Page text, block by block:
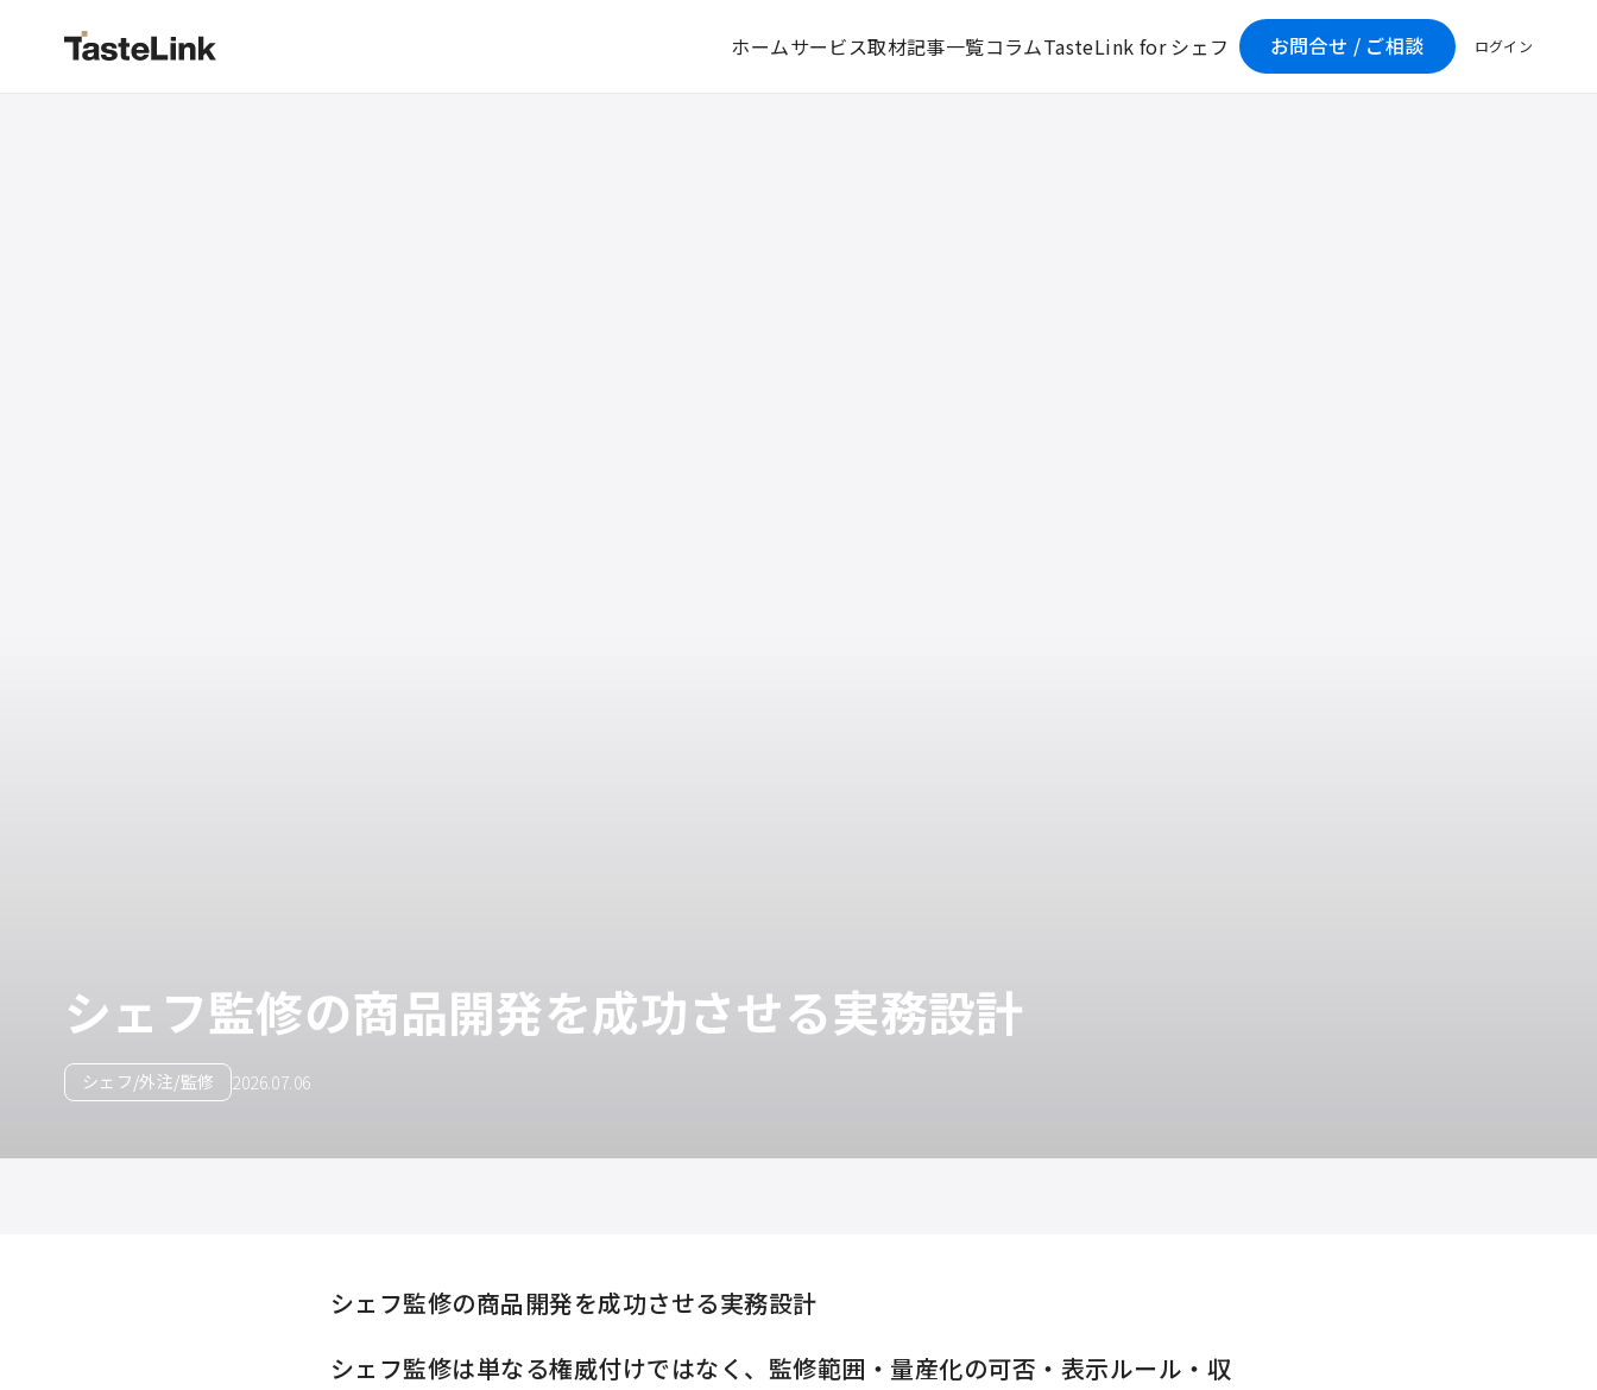
ホームサービス取材記事一覧コラムTasteLink for シェフ お問合せ / ご相談 ログイン
シェフ監修の商品開発を成功させる実務設計
シェフ/外注/監修 2026.07.06
シェフ監修の商品開発を成功させる実務設計
シェフ監修は単なる権威付けではなく、監修範囲・量産化の可否・表示ルール・収